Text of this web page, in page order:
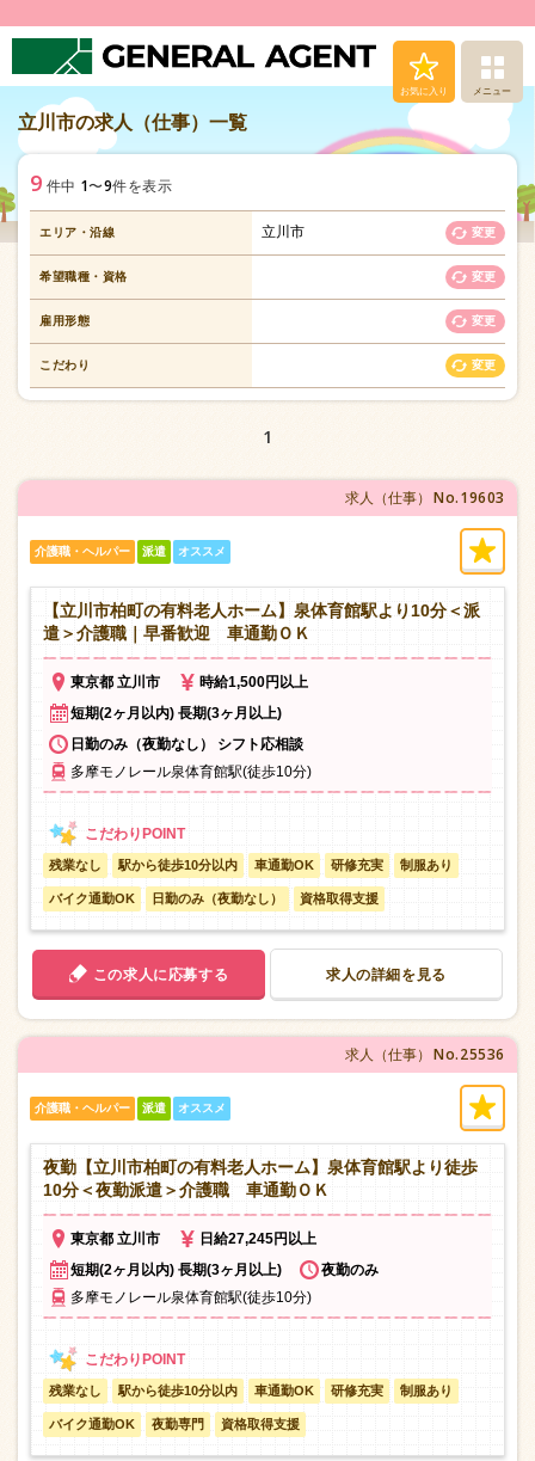
お気に入り メニュー
求人（仕事）検索
転職支援サービス
安心の福利厚生
お問い合わせ
立川市の求人（仕事）一覧
9 件中 1〜9件を表示
エリア・沿線 立川市 変更
希望職種・資格 変更
雇用形態 変更
こだわり 変更
1
求人（仕事） No.19603
介護職・ヘルパー 派遣 オススメ
【立川市柏町の有料老人ホーム】泉体育館駅より10分＜派
遣＞介護職｜早番歓迎 車通勤ＯＫ
東京都 立川市
時給1,500円以上
短期(2ヶ月以内) 長期(3ヶ月以上)
日勤のみ（夜勤なし） シフト応相談
多摩モノレール泉体育館駅(徒歩10分)
残業なし 駅から徒歩10分以内 車通勤OK 研修充実 制服あり
バイク通勤OK 日勤のみ（夜勤なし） 資格取得支援
この求人に応募する 求人の詳細を見る
求人（仕事） No.25536
介護職・ヘルパー 派遣 オススメ
夜勤【立川市柏町の有料老人ホーム】泉体育館駅より徒歩
10分＜夜勤派遣＞介護職 車通勤ＯＫ
東京都 立川市
日給27,245円以上
短期(2ヶ月以内) 長期(3ヶ月以上)
夜勤のみ
多摩モノレール泉体育館駅(徒歩10分)
残業なし 駅から徒歩10分以内 車通勤OK 研修充実 制服あり
バイク通勤OK 夜勤専門 資格取得支援